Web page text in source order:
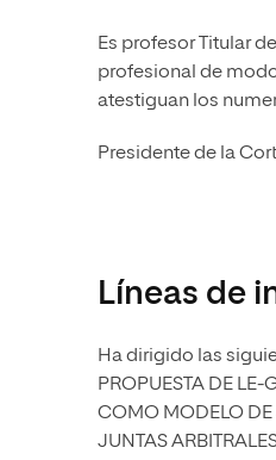
Es profesor Titular
profesional de
atestiguan los
Presidente de la
Líneas de
Ha dirigido las
PROPUESTA DE LE-
COMO MODELO DE
JUNTAS